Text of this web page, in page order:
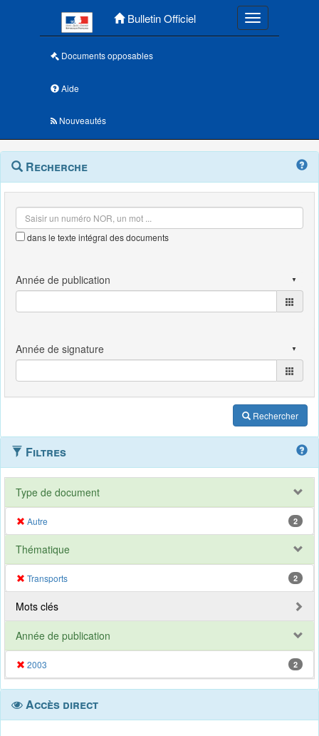
Bulletin Officiel Toggle
Documents opposables
Aide
Nouveautés
Navigation
outils
Menu
contextuel
Recherche
dans le texte intégral des documents
Rechercher
Filtres
Type de document
Autre 2
Thématique
Transports 2
Mots clés
Année de publication
2003 2
Accès direct